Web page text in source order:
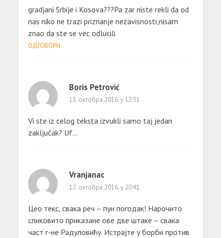
gradjani Srbije i Kosova???Pa zar niste rekli da od
nas niko ne trazi priznanje nezavisnosti,nisam
znao da ste se vec odlucili
ОДГОВОРИ
Boris Petrović
13. октобра 2016. у 12:31
Vi ste iz celog teksta izvukli samo taj jedan
zaključak? Uf…
Vranjanac
12. октобра 2016. у 20:41
Цео текс, свака реч – пун погодак! Нарочито
сликовито приказане ове две штаке – свака
част г-не Радуловићу. Истрајте у борби против